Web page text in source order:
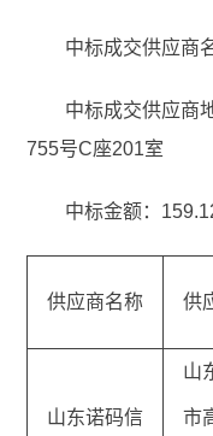
中标成交供应商
中标成交供应商
755号C座201室
中标金额：
供应商名称 供
山东诺码信
山
市